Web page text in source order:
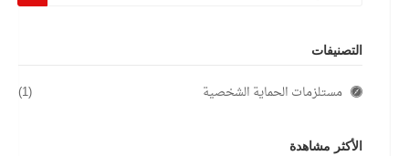
التصنيفات
مستلزمات الحماية الشخصية (1)
الأكثر مشاهدة